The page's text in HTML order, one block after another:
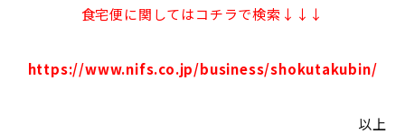
食宅便に関してはコチラで検索↓↓↓
https://www.nifs.co.jp/business/shokutakubin/
以上